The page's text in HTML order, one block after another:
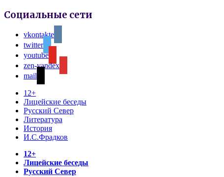
Социальные сети
vkontakte
twitter
youtube
zen-yandex
mail
12+
Лицейские беседы
Русский Север
Литература
История
И.С.Фрадков
12+
Лицейские беседы
Русский Север